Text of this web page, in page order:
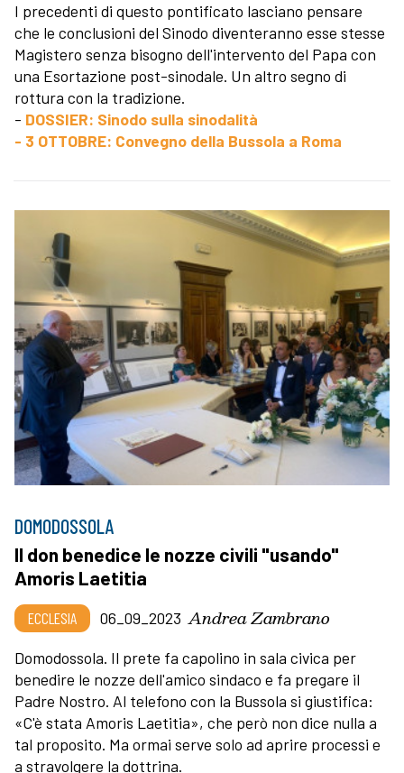
I precedenti di questo pontificato lasciano pensare
che le conclusioni del Sinodo diventeranno esse stesse
Magistero senza bisogno dell'intervento del Papa con
una Esortazione post-sinodale. Un altro segno di
rottura con la tradizione.
- DOSSIER: Sinodo sulla sinodalità
- 3 OTTOBRE: Convegno della Bussola a Roma
DOMODOSSOLA
Il don benedice le nozze civili "usando"
Amoris Laetitia
ECCLESIA 06_09_2023 Andrea Zambrano
Domodossola. Il prete fa capolino in sala civica per
benedire le nozze dell'amico sindaco e fa pregare il
Padre Nostro. Al telefono con la Bussola si giustifica:
«C'è stata Amoris Laetitia», che però non dice nulla a
tal proposito. Ma ormai serve solo ad aprire processi e
a stravolgere la dottrina.